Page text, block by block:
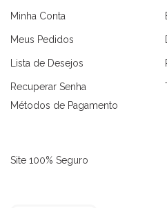
Minha Conta
Meus Pedidos
Lista de Desejos
Recuperar Senha
Métodos de Pagamento
Site 100% Seguro